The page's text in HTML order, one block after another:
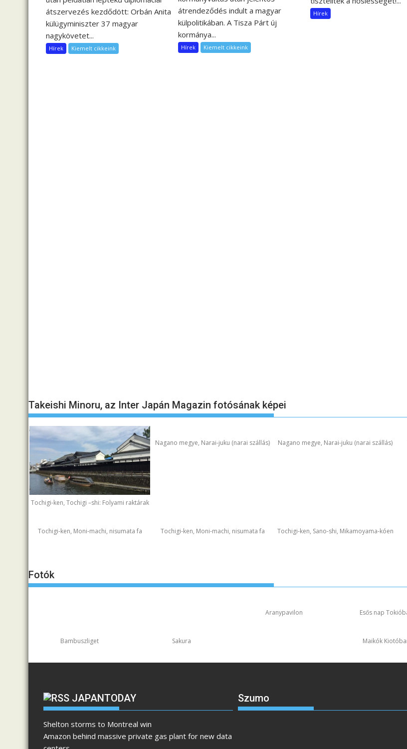
ó
átszervezés kezdődött: Orbán Anita
külügyminiszter 37 magyar
nagykövetet...
Hírek Kiemelt cikkeink
átrendeződés indult a magyar
külpolitikában. A Tisza Párt új
kormánya...
Hírek Kiemelt cikkeink
Hírek
Takeishi Minoru, az Inter Japán Magazin fotósának képei
Tochigi-ken, Tochigi –shi: Folyami raktárak
Nagano megye, Narai-juku (narai szállás) Nagano megye, Narai-juku (narai szállás)
Tochigi-ken, Moni-machi, nisumata fa Tochigi-ken, Moni-machi, nisumata fa Tochigi-ken, Sano-shi, Mikamoyama-kóen
Fotók
Aranypavilon Esős nap
Bambuszliget Sakura Maikók
JAPANTODAY
Shelton storms to Montreal win
Amazon behind massive private gas plant for new data
Szumo